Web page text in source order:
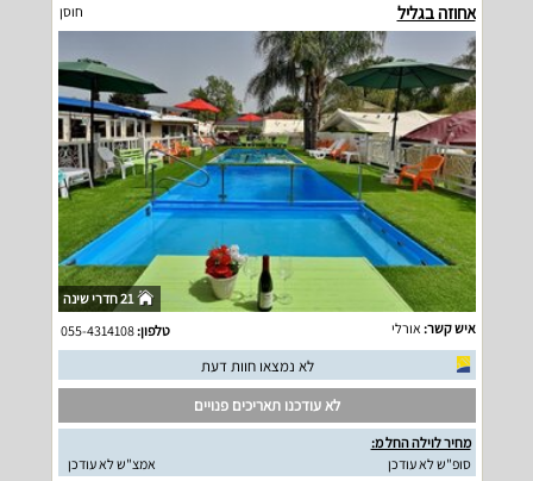
אחוזה בגליל חוסן
21 חדרי שינה
איש קשר: אורלי טלפון:055-4314108
לא נמצאו חוות דעת
לא עודכנו תאריכים פנויים
מחיר לוילה החל מ:
סופ"ש לא עודכן
אמצ"ש לא עודכן